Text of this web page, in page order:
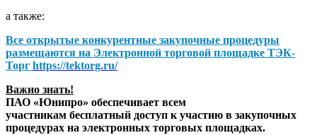
а также:
Все открытые конкурентные закупочные процедуры
размещаются на Электронной торговой площадке ТЭК-
Торг https://tektorg.ru/
Важно знать!
ПАО «Юнипро» обеспечивает всем
участникам бесплатный доступ к участию в закупочных
процедурах на электронных торговых площадках.